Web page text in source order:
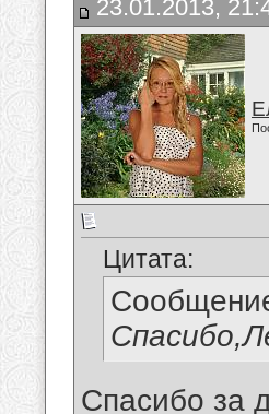
23.01.2013,
Цитата:
Спасибо за